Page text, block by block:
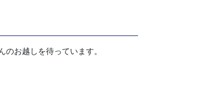
お越しを待っています。